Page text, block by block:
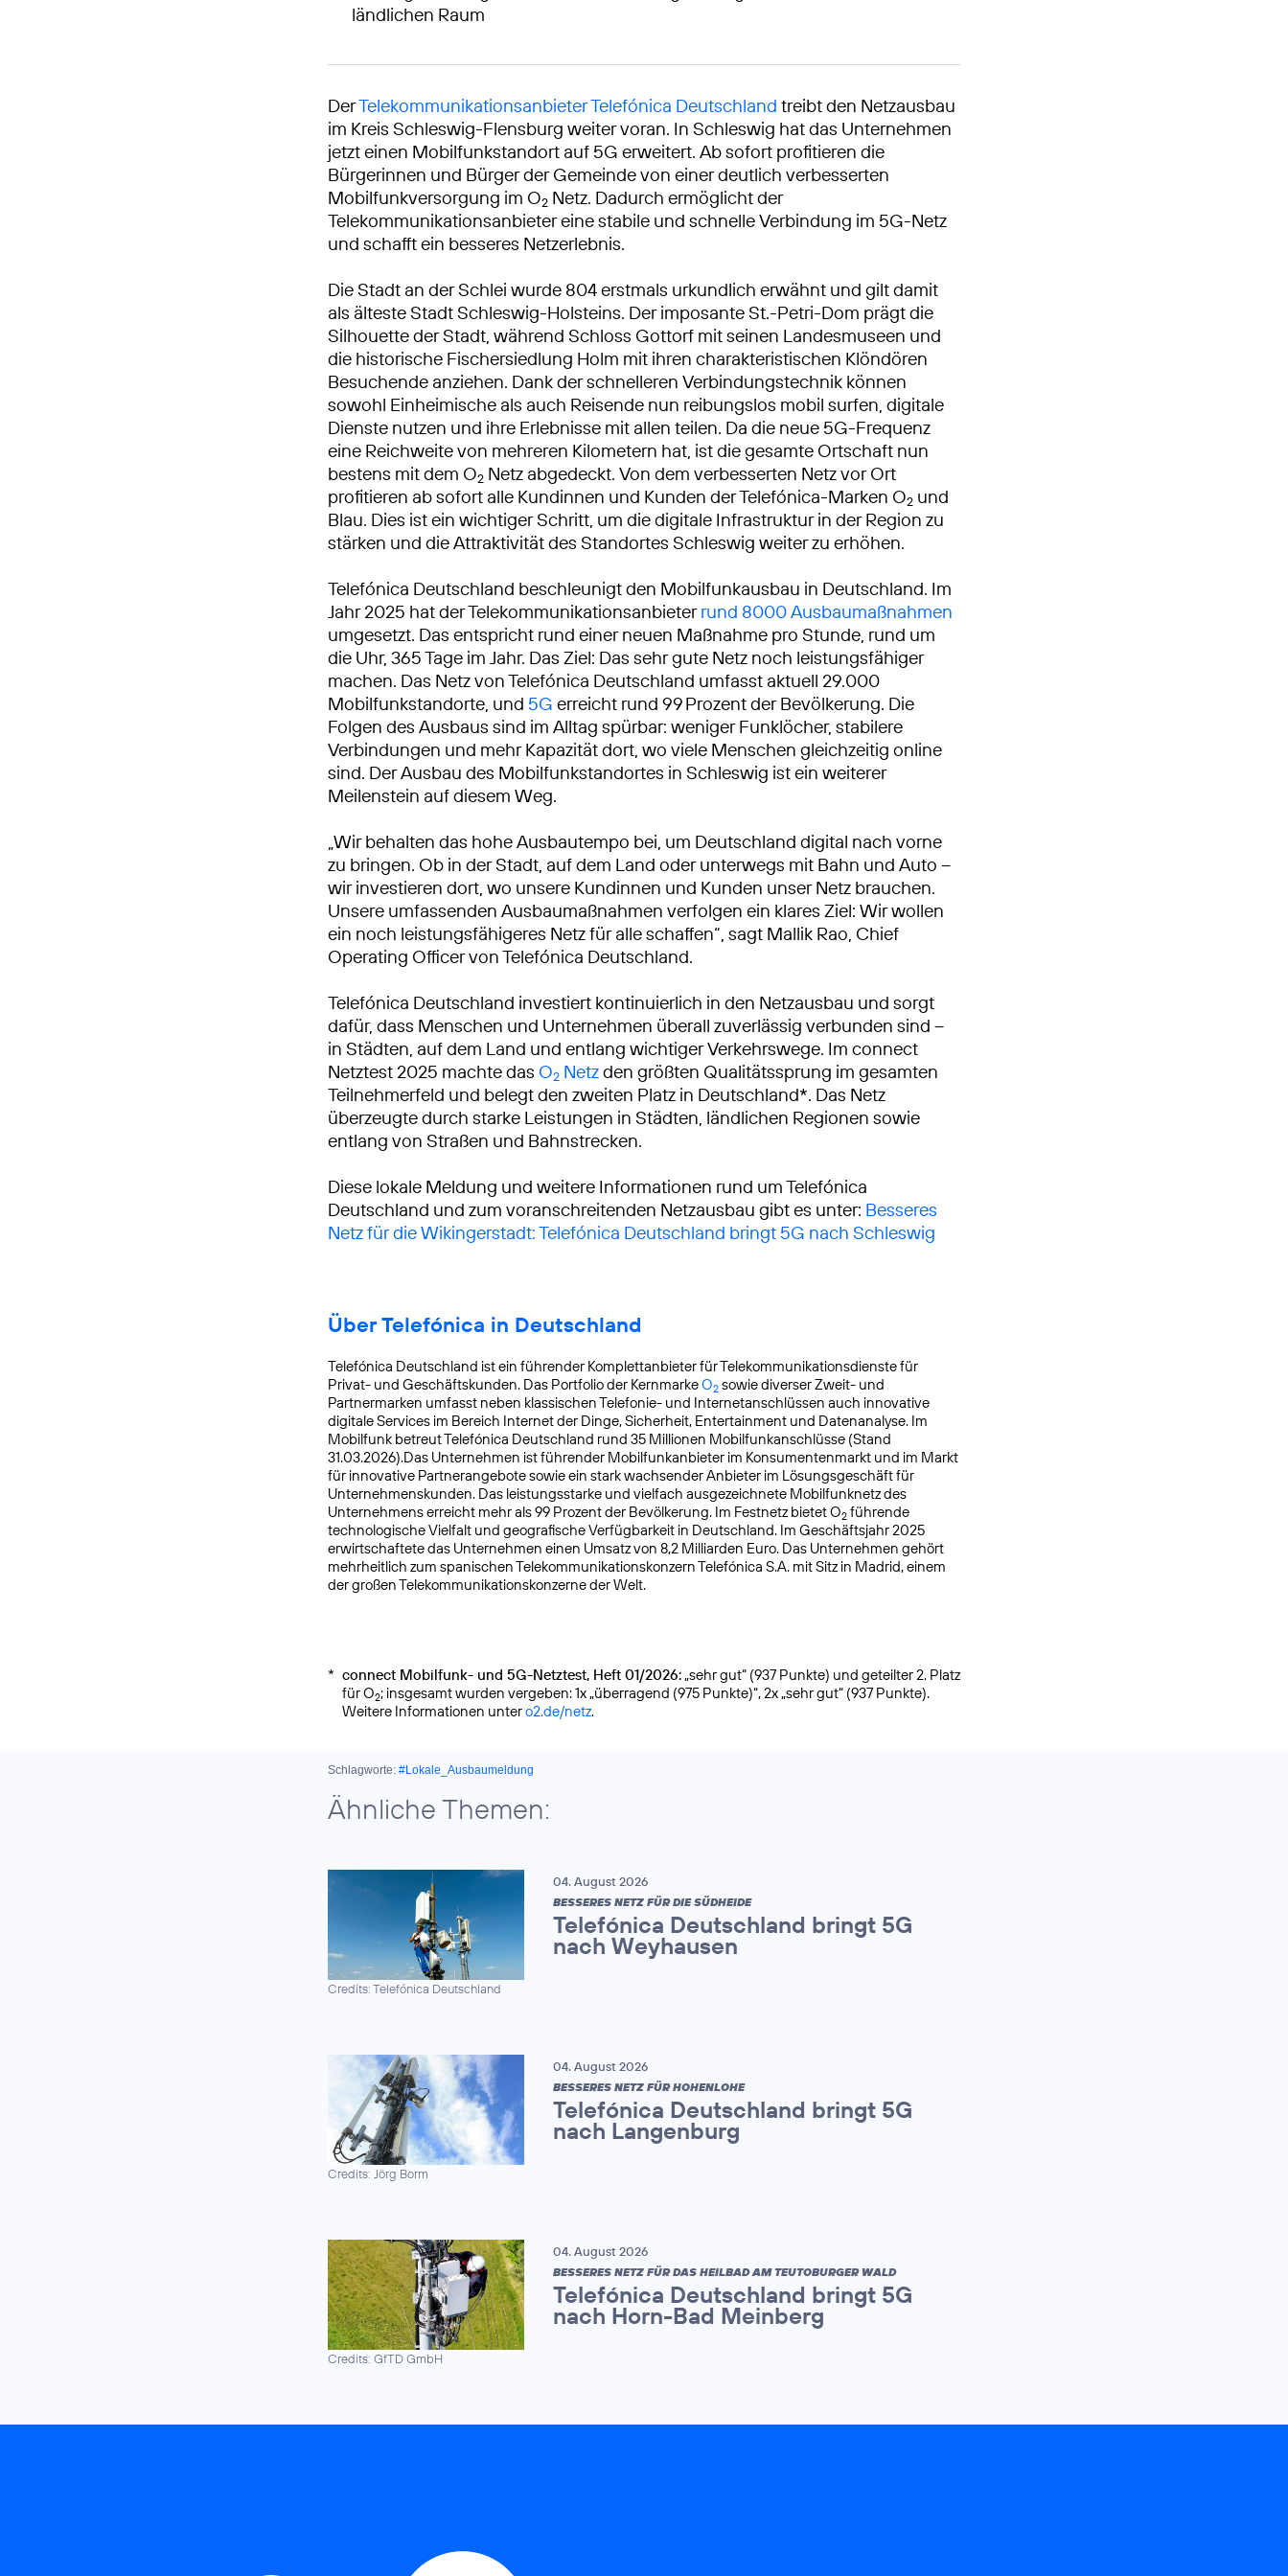
ländlichen Raum
DerTelekommunikationsanbieter Telefónica Deutschland treibt den Netzausbau
im Kreis Schleswig-Flensburg weiter voran. In Schleswig hat das Unternehmen
jetzt einen Mobilfunkstandort auf 5G erweitert. Ab sofort profitieren die
Bürgerinnen und Bürger der Gemeinde von einer deutlich verbesserten
Mobilfunkversorgung im O2 Netz. Dadurch ermöglicht der
Telekommunikationsanbieter eine stabile und schnelle Verbindung im 5G-Netz
und schafft ein besseres Netzerlebnis.
Die Stadt an der Schlei wurde 804 erstmals urkundlich erwähnt und gilt damit
als älteste Stadt Schleswig-Holsteins. Der imposante St.-Petri-Dom prägt die
Silhouette der Stadt, während Schloss Gottorf mit seinen Landesmuseen und
die historische Fischersiedlung Holm mit ihren charakteristischen Klöndören
Besuchende anziehen. Dank der schnelleren Verbindungstechnik können
sowohl Einheimische als auch Reisende nun reibungslos mobil surfen, digitale
Dienste nutzen und ihre Erlebnisse mit allen teilen. Da die neue 5G-Frequenz
eine Reichweite von mehreren Kilometern hat, ist die gesamte Ortschaft nun
bestens mit dem O2 Netz abgedeckt. Von dem verbesserten Netz vor Ort
profitieren ab sofort alle Kundinnen und Kunden der Telefónica-Marken O2 und
Blau. Dies ist ein wichtiger Schritt, um die digitale Infrastruktur in der Region zu
stärken und die Attraktivität des Standortes Schleswig weiter zu erhöhen.
Telefónica Deutschland beschleunigt den Mobilfunkausbau in Deutschland. Im
Jahr 2025 hat der Telekommunikationsanbieterrund 8000 Ausbaumaßnahmen
umgesetzt. Das entspricht rund einer neuen Maßnahme pro Stunde, rund um
die Uhr, 365 Tage im Jahr. Das Ziel: Das sehr gute Netz noch leistungsfähiger
machen. Das Netz von Telefónica Deutschland umfasst aktuell 29.000
Mobilfunkstandorte, und 5G erreicht rund 99 Prozent der Bevölkerung. Die
Folgen des Ausbaus sind im Alltag spürbar: weniger Funklöcher, stabilere
Verbindungen und mehr Kapazität dort, wo viele Menschen gleichzeitig online
sind. Der Ausbau des Mobilfunkstandortes in Schleswig ist ein weiterer
Meilenstein auf diesem Weg.
„Wir behalten das hohe Ausbautempo bei, um Deutschland digital nach vorne
zu bringen. Ob in der Stadt, auf dem Land oder unterwegs mit Bahn und Auto –
wir investieren dort, wo unsere Kundinnen und Kunden unser Netz brauchen.
Unsere umfassenden Ausbaumaßnahmen verfolgen ein klares Ziel: Wir wollen
ein noch leistungsfähigeres Netz für alle schaffen“, sagt Mallik Rao, Chief
Operating Officer von Telefónica Deutschland.
Telefónica Deutschland investiert kontinuierlich in den Netzausbau und sorgt
dafür, dass Menschen und Unternehmen überall zuverlässig verbunden sind –
in Städten, auf dem Land und entlang wichtiger Verkehrswege. Im connect
Netztest 2025 machte das O2 Netzden größten Qualitätssprung im gesamten
Teilnehmerfeld und belegt den zweiten Platz in Deutschland*. Das Netz
überzeugte durch starke Leistungen in Städten, ländlichen Regionen sowie
entlang von Straßen und Bahnstrecken.
Diese lokale Meldung und weitere Informationen rund um Telefónica
Deutschland und zum voranschreitenden Netzausbau gibt es unter: Besseres
Netz für die Wikingerstadt: Telefónica Deutschland bringt 5G nach Schleswig
Über Telefónica in Deutschland
Telefónica Deutschland ist ein führender Komplettanbieter für Telekommunikationsdienste für
Privat- und Geschäftskunden. Das Portfolio der KernmarkeO2 sowie diverser Zweit- und
Partnermarken umfasst neben klassischen Telefonie- und Internetanschlüssen auch innovative
digitale Services im Bereich Internet der Dinge, Sicherheit, Entertainment und Datenanalyse. Im
Mobilfunk betreut Telefónica Deutschland rund 35 Millionen Mobilfunkanschlüsse (Stand
31.03.2026).Das Unternehmen ist führender Mobilfunkanbieter im Konsumentenmarkt und im Markt
für innovative Partnerangebote sowie ein stark wachsender Anbieter im Lösungsgeschäft für
Unternehmenskunden. Das leistungsstarke und vielfach ausgezeichnete Mobilfunknetz des
Unternehmens erreicht mehr als 99 Prozent der Bevölkerung. Im Festnetz bietet O2 führende
technologische Vielfalt und geografische Verfügbarkeit in Deutschland. Im Geschäftsjahr 2025
erwirtschaftete das Unternehmen einen Umsatz von 8,2 Milliarden Euro. Das Unternehmen gehört
mehrheitlich zum spanischen Telekommunikationskonzern Telefónica S.A. mit Sitz in Madrid, einem
der großen Telekommunikationskonzerne der Welt.
* connect Mobilfunk- und 5G-Netztest, Heft 01/2026: „sehr gut“ (937 Punkte) und geteilter 2. Platz
für O2; insgesamt wurden vergeben: 1x „überragend (975 Punkte)“, 2x „sehr gut“ (937 Punkte).
Weitere Informationen untero2.de/netz.
Schlagworte: #Lokale_Ausbaumeldung
Ähnliche Themen:
Credits: Telefónica Deutschland
04. August 2026
BESSERES NETZ FÜR DIE SÜDHEIDE
Telefónica Deutschland bringt 5G
nach Weyhausen
Credits: Jörg Borm
04. August 2026
BESSERES NETZ FÜR HOHENLOHE
Telefónica Deutschland bringt 5G
nach Langenburg
Credits: GfTD GmbH
04. August 2026
BESSERES NETZ FÜR DAS HEILBAD AM TEUTOBURGER WALD
Telefónica Deutschland bringt 5G
nach Horn-Bad Meinberg